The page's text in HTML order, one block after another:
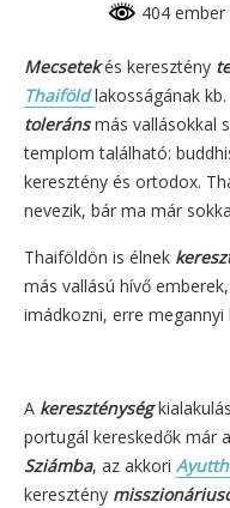
404
Mecsetekés keresztény
Thaiföld lakosságának kb.
toleránsmás vallásokkal
templom található:
keresztény és ortodox.
nevezik, bár ma már
Thaiföldön is élnek
más vallású hívő
imádkozni, erre megannyi
A kereszténység
portugál kereskedők már a
Sziámba, az akkori
keresztény